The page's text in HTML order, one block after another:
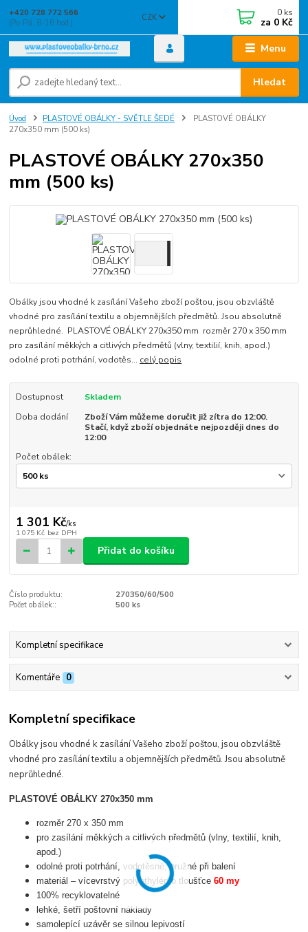
Menu
CZK
Hledat
+420 728 772 566
(Po-Pá, 8-16 hod.)
0 ks
za 0 Kč
Úvod PLASTOVÉ OBÁLKY - SVĚTLE ŠEDÉ
PLASTOVÉ OBÁLKY
270x350 mm (500 ks)
PLASTOVÉ OBÁLKY 270x350
mm (500 ks)
Obálky jsou vhodné k zasílání Vašeho zboží poštou, jsou obzvláště
vhodné pro zasílání textilu a objemnějších předmětů. Jsou absolutně
neprůhledné. PLASTOVÉ OBÁLKY 270x350 mm rozměr 270 x 350 mm
pro zasílání měkkých a citlivých předmětů (vlny, textilií, knih, apod.)
odolné proti potrhání, vodotěs... celý popis
Dostupnost
Skladem
Doba dodání
Zboží Vám můžeme doručit již zítra do 12:00.
Stačí, když zboží objednáte nejpozději dnes do
12:00
Počet obálek:
1 301 Kč/ks
1 075 Kč bez DPH
Přidat do košíku
Číslo produktu:
270350/60/500
Počet obálek::
500 ks
Kompletní specifikace
Komentáře 0
Kompletní specifikace
Obálky jsou vhodné k zasílání Vašeho zboží poštou, jsou obzvláště
vhodné pro zasílání textilu a objemnějších předmětů. Jsou absolutně
neprůhledné.
PLASTOVÉ OBÁLKY 270x350 mm
rozměr 270 x 350 mm
pro zasílání měkkých a citlivých předmětů (vlny, textilií, knih,
apod.)
odolné proti potrhání, vodotěsné, pružné při balení
materiál – vícevrstvý polyethylén o tloušťce60 my
100% recyklovatelné
lehké, šetří poštovní náklady
samolepící uzávěr se silnou lepivostí